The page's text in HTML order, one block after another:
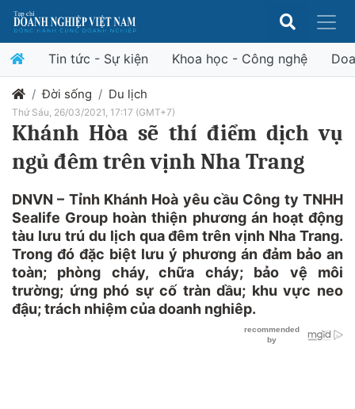
Tin tức - Sự kiện Khoa học - Công nghệ
Đời sống Du lịch
Thứ Sáu, 26/03/2021, 17:17 (GMT+7)
Khánh Hòa sẽ thí điểm dịch vụ
ngủ đêm trên vịnh Nha Trang
DNVN – Tỉnh Khánh Hoà yêu cầu Công ty TNHH
Sealife Group hoàn thiện phương án hoạt động
tàu lưu trú du lịch qua đêm trên vịnh Nha Trang.
Trong đó đặc biệt lưu ý phương án đảm bảo an
toàn; phòng cháy, chữa cháy; bảo vệ môi
trường; ứng phó sự cố tràn dầu; khu vực neo
đậu; trách nhiệm của doanh nghiêp.